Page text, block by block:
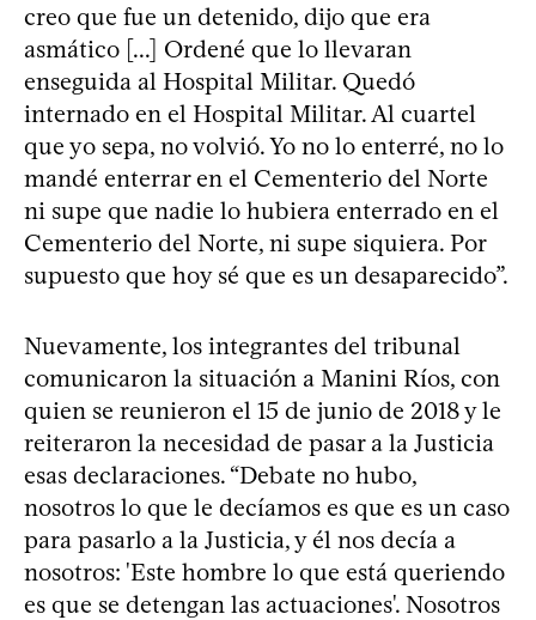
creo que fue un detenido, dijo que era
asmático [...] Ordené que lo llevaran
enseguida al Hospital Militar. Quedó
internado en el Hospital Militar. Al cuartel
que yo sepa, no volvió. Yo no lo enterré, no lo
mandé enterrar en el Cementerio del Norte
ni supe que nadie lo hubiera enterrado en el
Cementerio del Norte, ni supe siquiera. Por
supuesto que hoy sé que es un desaparecido”.
Nuevamente, los integrantes del tribunal
comunicaron la situación a Manini Ríos, con
quien se reunieron el 15 de junio de 2018 y le
reiteraron la necesidad de pasar a la Justicia
esas declaraciones. “Debate no hubo,
nosotros lo que le decíamos es que es un caso
para pasarlo a la Justicia, y él nos decía a
nosotros: 'Este hombre lo que está queriendo
es que se detengan las actuaciones'. Nosotros